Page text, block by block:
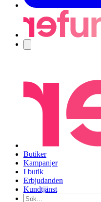
Butiker
Kampanjer
I butik
Erbjudanden
Kundtjänst
Sök...